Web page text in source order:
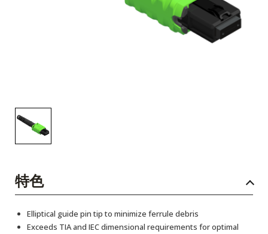
特色
Elliptical guide pin tip to minimize ferrule debris
Exceeds TIA and IEC dimensional requirements for optimal